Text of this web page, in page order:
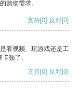
购物需求。
支持[0] 反对[0]
看视频、玩游戏还是工
顿了。
支持[0] 反对[0]